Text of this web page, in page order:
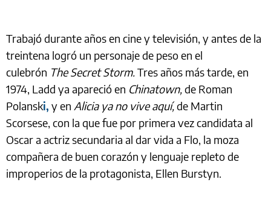
Trabajó durante años en cine y televisión, y antes de la
treintena logró un personaje de peso en el
culebrón The Secret Storm.Tres años más tarde, en
1974, Ladd ya apareció en Chinatown,de Roman
Polanski, y en Alicia ya no vive aquí,de Martin
Scorsese, con la que fue por primera vez candidata al
Oscar a actriz secundaria al dar vida a Flo, la moza
compañera de buen corazón y lenguaje repleto de
improperios de la protagonista, Ellen Burstyn.